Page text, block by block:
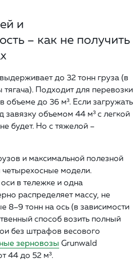
и
– как не получить
выдерживает до 32 тонн груза (в
тягача). Подходит для перевозки
объеме до 36 м³. Если загружать
завязку объемом 44 м³ с легкой
будет. Но с тяжелой –
и максимальной полезной
четырехосные модели.
в тележке и одна
распределяет массу, не
8–9 тонн на ось (в зависимости
способ возить полный
без штрафов весового
зерновозы Grunwald
44 до 52 м³.